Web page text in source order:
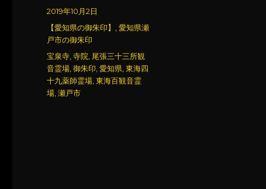
投
稿
日:
2019年10月2日
カ
テ
ゴ
リ
ー
【愛知県の御朱印】 ,愛知県瀬
戸市の御朱印
タ
グ
宝泉寺 ,寺院 尾張三十三所観
音霊場 ,御朱印 ,愛知県 ,東海四
十九薬師霊場 ,東海百観音霊
場 ,瀬戸市